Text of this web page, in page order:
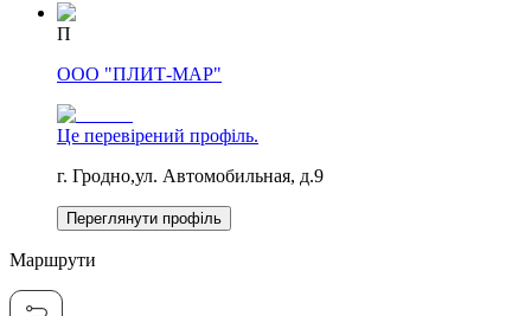
П
ООО "ПЛИТ-МАР"
Це перевірений профіль.
г. Гродно,ул. Автомобильная, д.9
Переглянути профіль
Маршрути